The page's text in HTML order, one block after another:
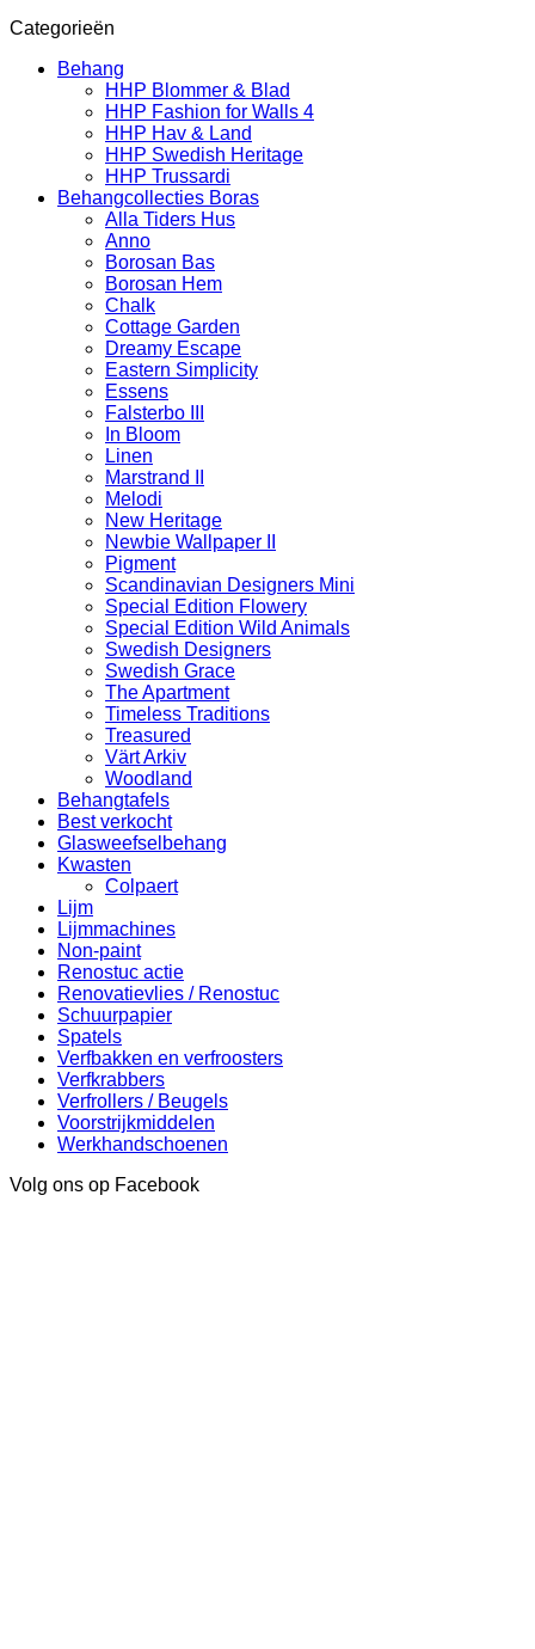
Categorieën
Behang
HHP Blommer & Blad
HHP Fashion for Walls 4
HHP Hav & Land
HHP Swedish Heritage
HHP Trussardi
Behangcollecties Boras
Alla Tiders Hus
Anno
Borosan Bas
Borosan Hem
Chalk
Cottage Garden
Dreamy Escape
Eastern Simplicity
Essens
Falsterbo III
In Bloom
Linen
Marstrand II
Melodi
New Heritage
Newbie Wallpaper II
Pigment
Scandinavian Designers Mini
Special Edition Flowery
Special Edition Wild Animals
Swedish Designers
Swedish Grace
The Apartment
Timeless Traditions
Treasured
Värt Arkiv
Woodland
Behangtafels
Best verkocht
Glasweefselbehang
Kwasten
Colpaert
Lijm
Lijmmachines
Non-paint
Renostuc actie
Renovatievlies / Renostuc
Schuurpapier
Spatels
Verfbakken en verfroosters
Verfkrabbers
Verfrollers / Beugels
Voorstrijkmiddelen
Werkhandschoenen
Volg ons op Facebook